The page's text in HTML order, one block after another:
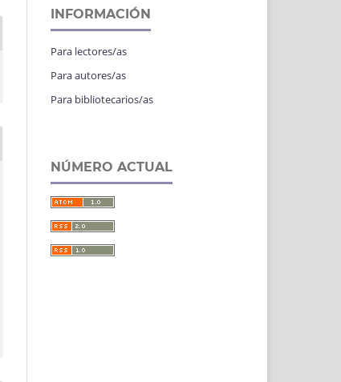
INFORMACIÓN
Para lectores/as
Para autores/as
Para bibliotecarios/as
NÚMERO ACTUAL